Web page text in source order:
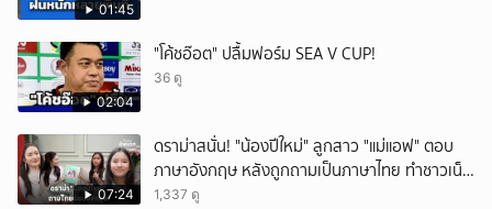
01:45
02:04
"โค้ชอ๊อต" ปลื้มฟอร์ม SEA V CUP!
36 ดู
07:24
ดราม่าสนั่น! "น้องปีใหม่" ลูกสาว "แม่แอฟ" ตอบ
ภาษาอังกฤษ หลังถูกถามเป็นภาษาไทย ทำชาวเน็ต
ถกสนั่น!
1,337 ดู